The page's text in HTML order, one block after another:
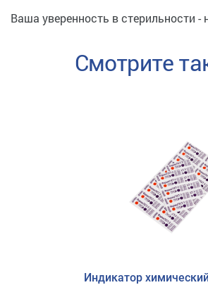
Ваша уверенность в стерильности -
Смотрите
Индикатор